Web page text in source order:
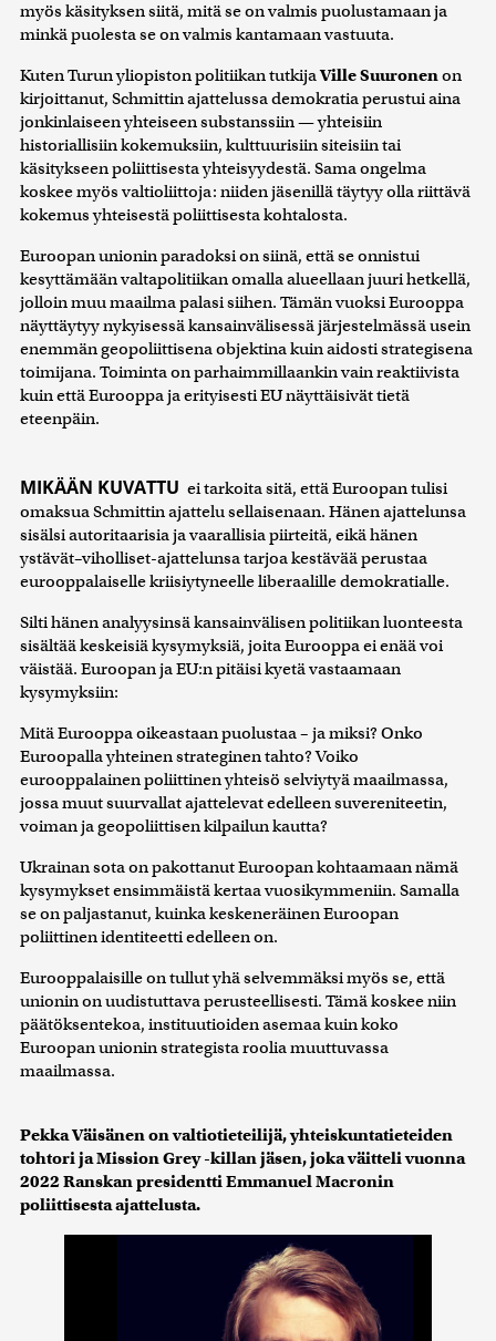
myös käsityksen siitä, mitä se on valmis puolustamaan ja
minkä puolesta se on valmis kantamaan vastuuta.
Kuten Turun yliopiston politiikan tutkijaVille Suuronenon
kirjoittanut, Schmittin ajattelussa demokratia perustui aina
jonkinlaiseen yhteiseen substanssiin — yhteisiin
historiallisiin kokemuksiin, kulttuurisiin siteisiin tai
käsitykseen poliittisesta yhteisyydestä. Sama ongelma
koskee myös valtioliittoja: niiden jäsenillä täytyy olla riittävä
kokemus yhteisestä poliittisesta kohtalosta.
Euroopan unionin paradoksi on siinä, että se onnistui
kesyttämään valtapolitiikan omalla alueellaan juuri hetkellä,
jolloin muu maailma palasi siihen. Tämän vuoksi Eurooppa
näyttäytyy nykyisessä kansainvälisessä järjestelmässä usein
enemmän geopoliittisena objektina kuin aidosti strategisena
toimijana. Toiminta on parhaimmillaankin vain reaktiivista
kuin että Eurooppa ja erityisesti EU näyttäisivät tietä
eteenpäin.
MIKÄÄN KUVATTU ei tarkoita sitä, että Euroopan tulisi
omaksua Schmittin ajattelu sellaisenaan. Hänen ajattelunsa
sisälsi autoritaarisia ja vaarallisia piirteitä, eikä hänen
ystävät–viholliset-ajattelunsa tarjoa kestävää perustaa
eurooppalaiselle kriisiytyneelle liberaalille demokratialle.
Silti hänen analyysinsä kansainvälisen politiikan luonteesta
sisältää keskeisiä kysymyksiä, joita Eurooppa ei enää voi
väistää. Euroopan ja EU:n pitäisi kyetä vastaamaan
kysymyksiin:
Mitä Eurooppa oikeastaan puolustaa – ja miksi? Onko
Euroopalla yhteinen strateginen tahto? Voiko
eurooppalainen poliittinen yhteisö selviytyä maailmassa,
jossa muut suurvallat ajattelevat edelleen suvereniteetin,
voiman ja geopoliittisen kilpailun kautta?
Ukrainan sota on pakottanut Euroopan kohtaamaan nämä
kysymykset ensimmäistä kertaa vuosikymmeniin. Samalla
se on paljastanut, kuinka keskeneräinen Euroopan
poliittinen identiteetti edelleen on.
Eurooppalaisille on tullut yhä selvemmäksi myös se, että
unionin on uudistuttava perusteellisesti. Tämä koskee niin
päätöksentekoa, instituutioiden asemaa kuin koko
Euroopan unionin strategista roolia muuttuvassa
maailmassa.
Pekka Väisänen on valtiotieteilijä, yhteiskuntatieteiden
tohtori ja Mission Grey -killan jäsen, joka väitteli vuonna
2022 Ranskan presidentti Emmanuel Macronin
poliittisesta ajattelusta.